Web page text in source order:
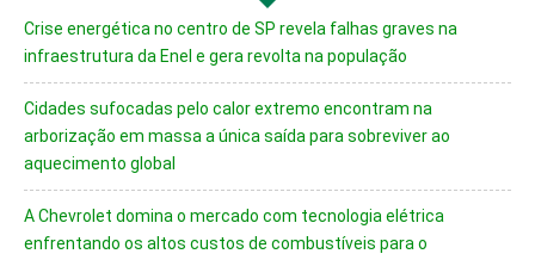
Crise energética no centro de SP revela falhas graves na
infraestrutura da Enel e gera revolta na população
Cidades sufocadas pelo calor extremo encontram na
arborização em massa a única saída para sobreviver ao
aquecimento global
A Chevrolet domina o mercado com tecnologia elétrica
enfrentando os altos custos de combustíveis para o